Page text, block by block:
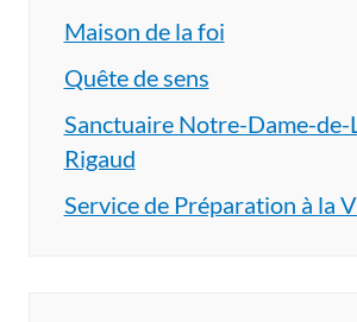
Maison de la foi
Quête de sens
Sanctuaire Notre-Dame-de-
Rigaud
Service de Préparation à la